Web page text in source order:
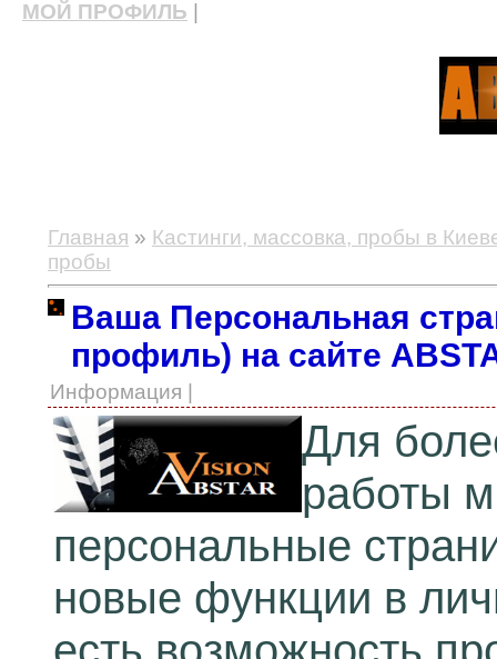
МОЙ ПРОФИЛЬ
Главная » Кастинги, массовка, пробы в
пробы
Ваша Персональная
профиль) на сайте
Информация |
Для
работы
персональные
новые функции в